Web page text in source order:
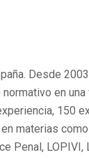
Desde
en una
150
materias como
Penal, LOPIVI,